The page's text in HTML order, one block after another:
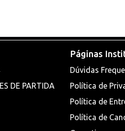
DE PARTIDA
Páginas
Dúvidas
Política de
Política de
Política de